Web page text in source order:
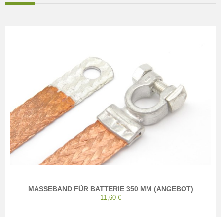
MASSEBAND FÜR BATTERIE 350 MM (ANGEBOT)
11,60 €